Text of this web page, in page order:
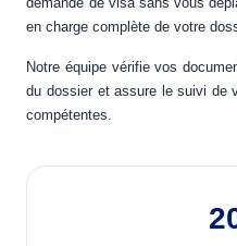
en charge complète de votre
Notre équipe vérifie vos
du dossier et assure le suivi de
compétentes.